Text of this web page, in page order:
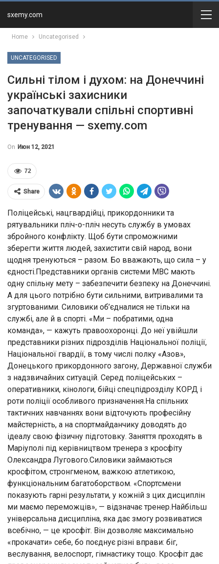
sxemy.com
Home Uncategorised
UNCATEGORISED
Сильні тілом і духом: на Донеччині
українські захисники
започаткували спільні спортивні
тренування — sxemy.com
On Июн 12, 2021
72
Share
Поліцейські, нацгвардійці, прикордонники та
рятувальники пліч-о-пліч несуть службу в умовах
збройного конфлікту. Щоб бути спроможними
зберегти життя людей, захистити свій народ, вони
щодня тренуються – разом. Бо вважають, що сила – у
єдності.Представники органів системи МВС мають
одну спільну мету – забезпечити безпеку на Донеччині.
А для цього потрібно бути сильними, витривалими та
згуртованими. Силовики об’єдналися не тільки на
службі, але й в спорті. «Ми – побратими, одна
команда», — кажуть правоохоронці. До неї увійшли
представники різних підрозділів Національної поліції,
Національної гвардії, в тому числі полку «Азов»,
Донецького прикордонного загону, Державної служби
з надзвичайних ситуацій. Серед поліцейських –
оперативники, кінологи, бійці спецпідрозділу КОРД і
роти поліції особливого призначення.На спільних
тактичних навчаннях вони відточують професійну
майстерність, а на спортмайданчику доводять до
ідеалу свою фізичну підготовку. Заняття проходять в
Маріуполі під керівництвом тренера з кросфіту
Олександра Лугового.Силовики займаються
кросфітом, стронгменом, важкою атлетикою,
функціональним багатоборством. «Спортсмени
показують гарні результати, у кожній з цих дисциплін
ми маємо переможців», — відзначає тренер.Найбільш
універсальна дисципліна, яка дає змогу розвиватися
всебічно, — це кросфіт. Він дозволяє максимально
«прокачати» себе, бо поєднує різні вправи: біг,
веслування, велоспорт, гімнастику тощо. Кросфіт дає